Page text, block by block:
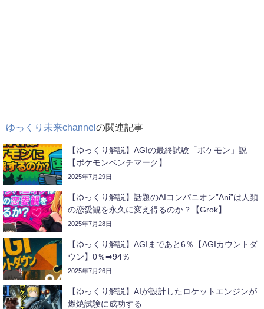
ゆっくり未来channel の関連記事
【ゆっくり解説】AGIの最終試験「ポケモン」説
【ポケモンベンチマーク】
2025年7月29日
【ゆっくり解説】話題のAIコンパニオン”Ani”は人類
の恋愛観を永久に変え得るのか？【Grok】
2025年7月28日
【ゆっくり解説】AGIまであと6％【AGIカウントダ
ウン】0％➡94％
2025年7月26日
【ゆっくり解説】AIが設計したロケットエンジンが
燃焼試験に成功する